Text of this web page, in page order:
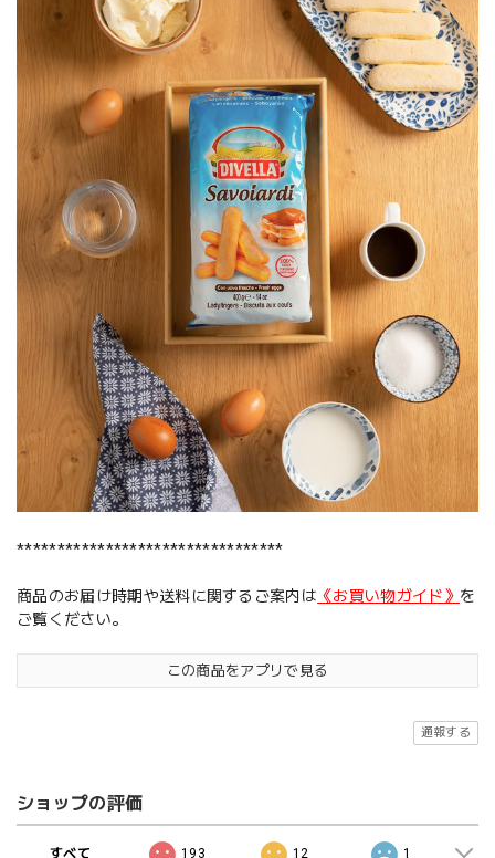
*********************************
商品のお届け時期や送料に関するご案内は 《お買い物ガイド》 を
ご覧ください。
この商品をアプリで見る
通報する
ショップの評価
すべて 193 12 1